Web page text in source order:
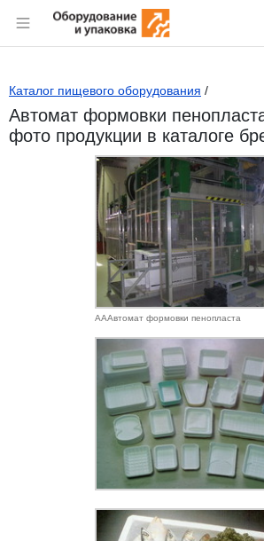
Раздел навигации по
Каталог пищевого оборудования /
Автомат формовки
фото продукции в каталоге
АААвтомат формовки пенопласта